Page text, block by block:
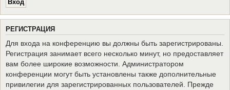
РЕГИСТРАЦИЯ
Для входа на конференцию вы должны быть зарегистрированы.
Регистрация занимает всего несколько минут, но предоставляет
вам более широкие возможности. Администратором
конференции могут быть установлены также дополнительные
привилегии для зарегистрированных пользователей. Прежде